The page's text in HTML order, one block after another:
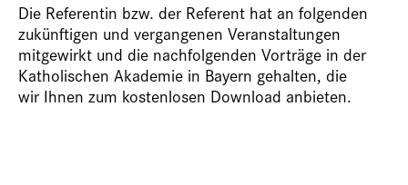
Die Referentin bzw. der Referent hat an folgenden
zukünftigen und vergangenen Veranstaltungen
mitgewirkt und die nachfolgenden Vorträge in der
Katholischen Akademie in Bayern gehalten, die
wir Ihnen zum kostenlosen Download anbieten.